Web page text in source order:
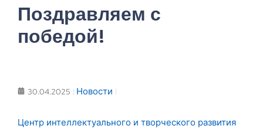
Поздравляем с
победой!
30.04.2025 Новости
Центр интеллектуального и творческого развития